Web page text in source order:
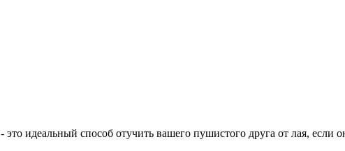
- это идеальный способ отучить вашего пушистого друга от лая, если